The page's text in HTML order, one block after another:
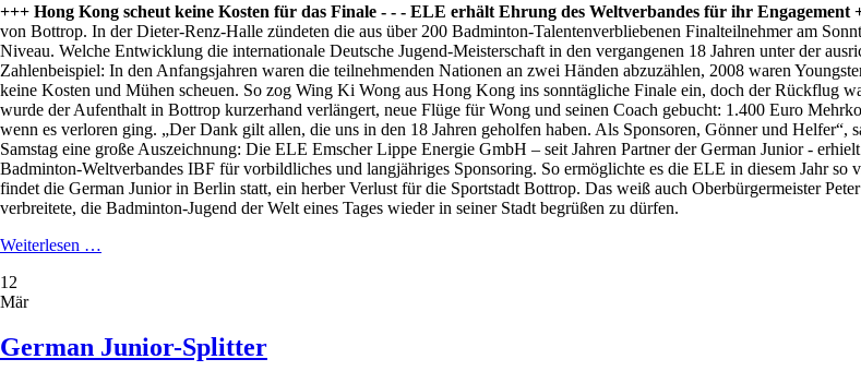
+++ Hong Kong scheut keine Kosten für das Finale - - - ELE erhält Ehrung des Weltverbandes für ihr Engagement
von Bottrop. In der Dieter-Renz-Halle zündeten die aus über 200 Badminton-Talentenverbliebenen Finalteilnehmer am
Niveau. Welche Entwicklung die internationale Deutsche Jugend-Meisterschaft in den vergangenen 18 Jahren unter der
Zahlenbeispiel: In den Anfangsjahren waren die teilnehmenden Nationen an zwei Händen abzuzählen, 2008 waren
keine Kosten und Mühen scheuen. So zog Wing Ki Wong aus Hong Kong ins sonntägliche Finale ein, doch der Rückflug
wurde der Aufenthalt in Bottrop kurzerhand verlängert, neue Flüge für Wong und seinen Coach gebucht: 1.400 Euro
wenn es verloren ging. „Der Dank gilt allen, die uns in den 18 Jahren geholfen haben. Als Sponsoren, Gönner und
Samstag eine große Auszeichnung: Die ELE Emscher Lippe Energie GmbH – seit Jahren Partner der German Junior -
Badminton-Weltverbandes IBF für vorbildliches und langjähriges Sponsoring. So ermöglichte es die ELE in diesem Jahr
findet die German Junior in Berlin statt, ein herber Verlust für die Sportstadt Bottrop. Das weiß auch Oberbürgermeister
verbreitete, die Badminton-Jugend der Welt eines Tages wieder in seiner Stadt begrüßen zu dürfen.
Weiterlesen …
12
Mär
German Junior-Splitter